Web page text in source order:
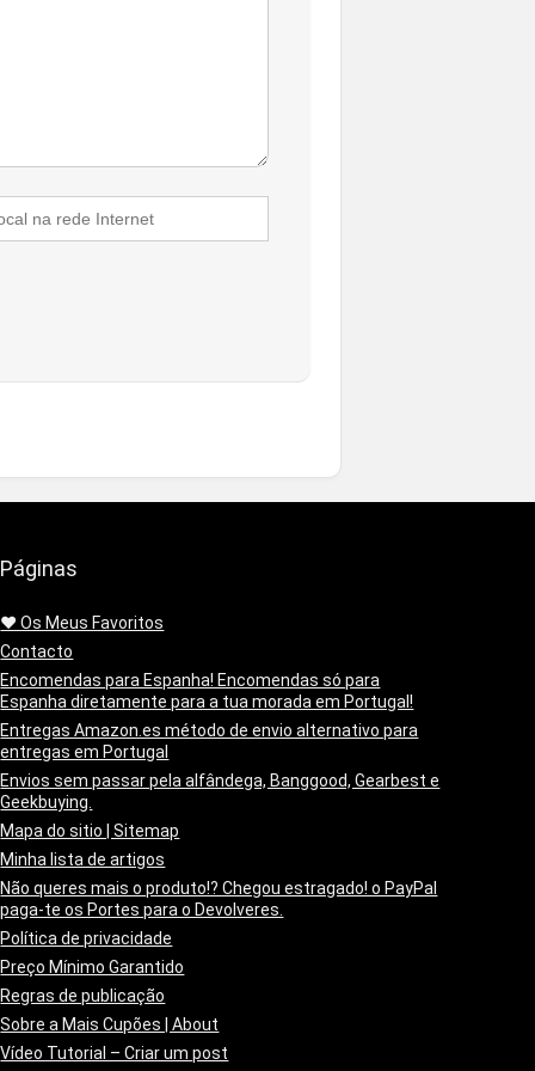
Páginas
❤️ Os Meus Favoritos
Contacto
Encomendas para Espanha! Encomendas só para
Espanha diretamente para a tua morada em Portugal!
Entregas Amazon.es método de envio alternativo para
entregas em Portugal
Envios sem passar pela alfândega, Banggood, Gearbest e
Geekbuying.
Mapa do sitio | Sitemap
Minha lista de artigos
Não queres mais o produto!? Chegou estragado! o PayPal
paga-te os Portes para o Devolveres.
Política de privacidade
Preço Mínimo Garantido
Regras de publicação
Sobre a Mais Cupões | About
Vídeo Tutorial – Criar um post